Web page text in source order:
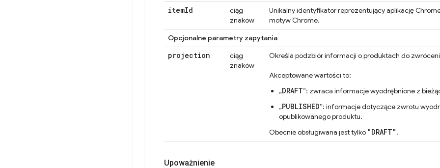
itemId
ciąg
znaków
Unikalny identyfikator reprezentujący aplikację
motyw Chrome.
Opcjonalne parametry zapytania
projection
ciąg
znaków
Określa podzbiór informacji o produktach do
Akceptowane wartości to:
„DRAFT”: zwraca informacje wyodrębnione z
„PUBLISHED”: informacje dotyczące zwrotu
opublikowanego produktu.
Obecnie obsługiwana jest tylko "DRAFT".
Upoważnienie